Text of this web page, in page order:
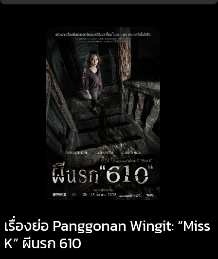
เรื่องย่อ Panggonan Wingit: “Miss
K” ผีนรก 610